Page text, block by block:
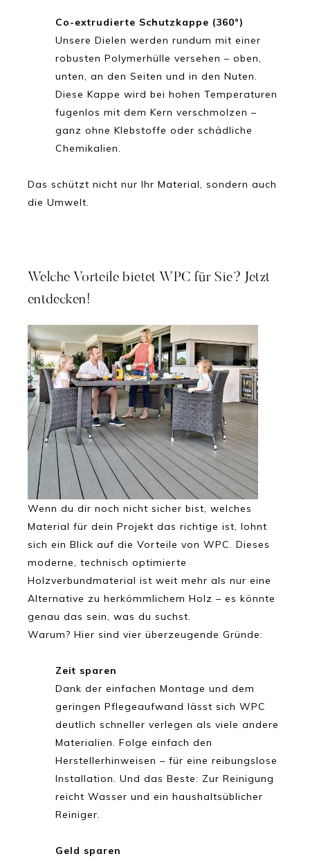
Co-extrudierte Schutzkappe (360°)
Unsere Dielen werden rundum mit einer
robusten Polymerhülle versehen – oben,
unten, an den Seiten und in den Nuten.
Diese Kappe wird bei hohen Temperaturen
fugenlos mit dem Kern verschmolzen –
ganz ohne Klebstoffe oder schädliche
Chemikalien.
Das schützt nicht nur Ihr Material, sondern auch
die Umwelt.
Welche Vorteile bietet WPC für Sie? Jetzt
entdecken!
Wenn du dir noch nicht sicher bist, welches
Material für dein Projekt das richtige ist, lohnt
sich ein Blick auf die Vorteile von WPC. Dieses
moderne, technisch optimierte
Holzverbundmaterial ist weit mehr als nur eine
Alternative zu herkömmlichem Holz – es könnte
genau das sein, was du suchst.
Warum? Hier sind vier überzeugende Gründe:
Zeit sparen
Dank der einfachen Montage und dem
geringen Pflegeaufwand lässt sich WPC
deutlich schneller verlegen als viele andere
Materialien. Folge einfach den
Herstellerhinweisen – für eine reibungslose
Installation. Und das Beste: Zur Reinigung
reicht Wasser und ein haushaltsüblicher
Reiniger.
Geld sparen